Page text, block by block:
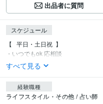
出品者に質問
スケジュール
【⠀平日・土日祝  】
・いつでもok 応相談
すべて見る
経験職種
ライフスタイル・その他 / 占い師